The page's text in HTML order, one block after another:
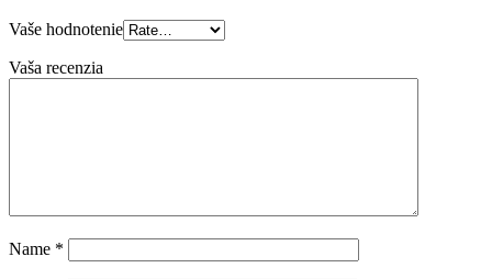
Vaše hodnotenie
Vaša recenzia
Name *